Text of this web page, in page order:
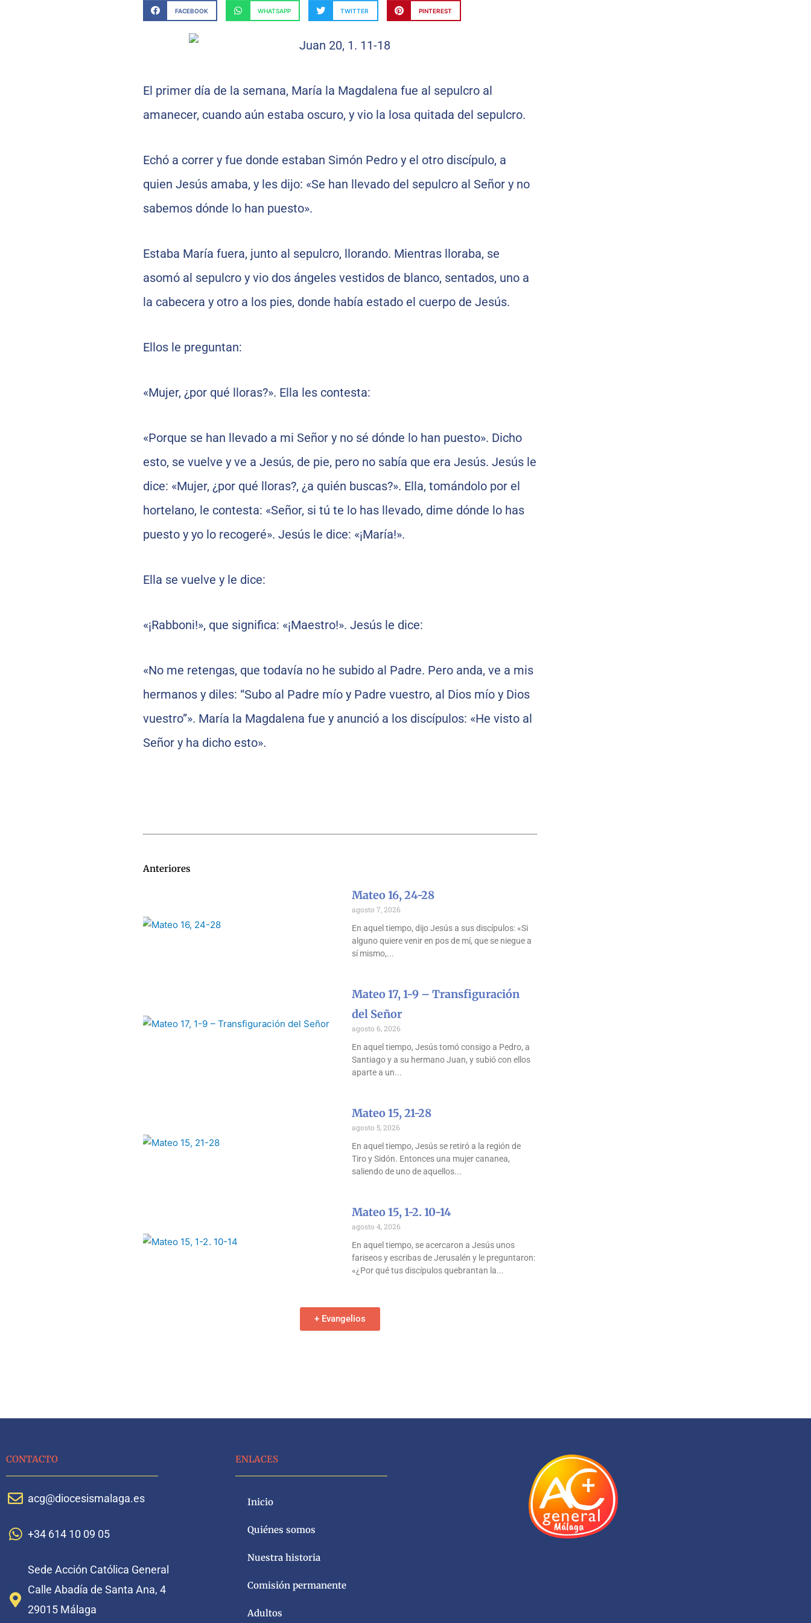
FACEBOOK WHATSAPP TWITTER PINTEREST
El primer día de la semana, María la Magdalena fue al sepulcro al
amanecer, cuando aún estaba oscuro, y vio la losa quitada del sepulcro.
Echó a correr y fue donde estaban Simón Pedro y el otro discípulo, a
quien Jesús amaba, y les dijo: «Se han llevado del sepulcro al Señor y no
sabemos dónde lo han puesto».
Estaba María fuera, junto al sepulcro, llorando. Mientras lloraba, se
asomó al sepulcro y vio dos ángeles vestidos de blanco, sentados, uno a
la cabecera y otro a los pies, donde había estado el cuerpo de Jesús.
Ellos le preguntan:
«Mujer, ¿por qué lloras?». Ella les contesta:
«Porque se han llevado a mi Señor y no sé dónde lo han puesto». Dicho
esto, se vuelve y ve a Jesús, de pie, pero no sabía que era Jesús. Jesús le
dice: «Mujer, ¿por qué lloras?, ¿a quién buscas?». Ella, tomándolo por el
hortelano, le contesta: «Señor, si tú te lo has llevado, dime dónde lo has
puesto y yo lo recogeré». Jesús le dice: «¡María!».
Ella se vuelve y le dice:
«¡Rabboni!», que significa: «¡Maestro!». Jesús le dice:
«No me retengas, que todavía no he subido al Padre. Pero anda, ve a mis
hermanos y diles: “Subo al Padre mío y Padre vuestro, al Dios mío y Dios
vuestro”». María la Magdalena fue y anunció a los discípulos: «He visto al
Señor y ha dicho esto».
Anteriores
Mateo 16, 24-28
agosto 7, 2026
En aquel tiempo, dijo Jesús a sus discípulos: «Si
alguno quiere venir en pos de mí, que se niegue a
sí mismo,
Mateo 17, 1-9 – Transfiguración
del Señor
agosto 6, 2026
En aquel tiempo, Jesús tomó consigo a Pedro, a
Santiago y a su hermano Juan, y subió con ellos
aparte a un
Mateo 15, 21-28
agosto 5, 2026
En aquel tiempo, Jesús se retiró a la región de
Tiro y Sidón. Entonces una mujer cananea,
saliendo de uno de aquellos
Mateo 15, 1-2. 10-14
agosto 4, 2026
En aquel tiempo, se acercaron a Jesús unos
fariseos y escribas de Jerusalén y le preguntaron:
«¿Por qué tus discípulos quebrantan la
+ Evangelios
CONTACTO
acg@diocesismalaga.es
+34 614 10 09 05
Sede Acción Católica General
Calle Abadía de Santa Ana, 4
29015 Málaga
ENLACES
Inicio
Quiénes somos
Nuestra historia
Comisión permanente
Adultos